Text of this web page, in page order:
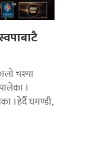
चश्मा
।
।हेर्दै घमण्डी,